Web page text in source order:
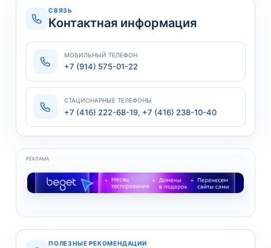
СВЯЗЬ
Контактная информация
МОБИЛЬНЫЙ ТЕЛЕФОН
+7 (914) 575-01-22
СТАЦИОНАРНЫЕ ТЕЛЕФОНЫ
+7 (416) 222-68-19, +7 (416) 238-10-40
РЕКЛАМА
ПОЛЕЗНЫЕ РЕКОМЕНДАЦИИ